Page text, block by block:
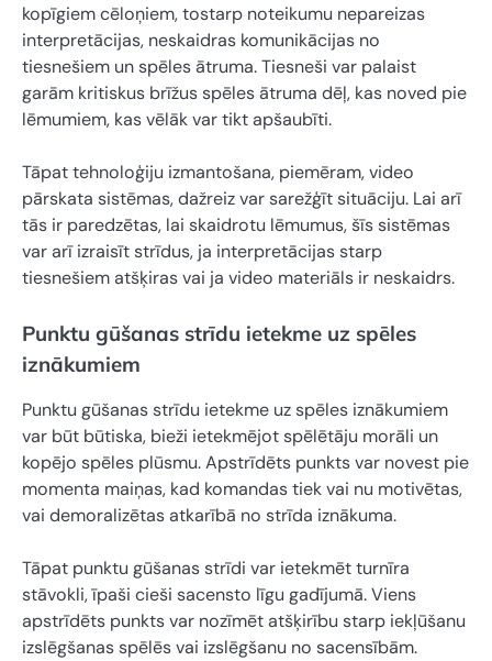
kopīgiem cēloņiem, tostarp noteikumu nepareizas
interpretācijas, neskaidras komunikācijas no
tiesnešiem un spēles ātruma. Tiesneši var palaist
garām kritiskus brīžus spēles ātruma dēļ, kas noved pie
lēmumiem, kas vēlāk var tikt apšaubīti.
Tāpat tehnoloģiju izmantošana, piemēram, video
pārskata sistēmas, dažreiz var sarežģīt situāciju. Lai arī
tās ir paredzētas, lai skaidrotu lēmumus, šīs sistēmas
var arī izraisīt strīdus, ja interpretācijas starp
tiesnešiem atšķiras vai ja video materiāls ir neskaidrs.
Punktu gūšanas strīdu ietekme uz spēles
iznākumiem
Punktu gūšanas strīdu ietekme uz spēles iznākumiem
var būt būtiska, bieži ietekmējot spēlētāju morāli un
kopējo spēles plūsmu. Apstrīdēts punkts var novest pie
momenta maiņas, kad komandas tiek vai nu motivētas,
vai demoralizētas atkarībā no strīda iznākuma.
Tāpat punktu gūšanas strīdi var ietekmēt turnīra
stāvokli, īpaši cieši sacensto līgu gadījumā. Viens
apstrīdēts punkts var nozīmēt atšķirību starp iekļūšanu
izslēgšanas spēlēs vai izslēgšanu no sacensībām.